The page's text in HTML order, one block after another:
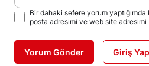
Bir dahaki sefere yorum yaptığımda
posta adresimi ve web site adresimi
Yorum Gönder Giriş Yap